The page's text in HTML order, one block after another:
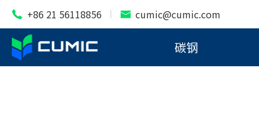
 +86 21 56118856  cumic@cumic.com
碳钢
我们提供